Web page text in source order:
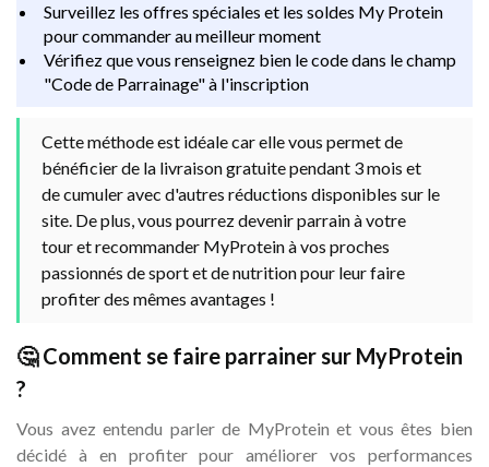
Surveillez les offres spéciales et les soldes My Protein
pour commander au meilleur moment
Vérifiez que vous renseignez bien le code dans le champ
"Code de Parrainage" à l'inscription
Cette méthode est idéale car elle vous permet de
bénéficier de la livraison gratuite pendant 3 mois et
de cumuler avec d'autres réductions disponibles sur le
site. De plus, vous pourrez devenir parrain à votre
tour et recommander MyProtein à vos proches
passionnés de sport et de nutrition pour leur faire
profiter des mêmes avantages !
🤔 Comment se faire parrainer sur MyProtein
?
Vous avez entendu parler de MyProtein et vous êtes bien
décidé à en profiter pour améliorer vos performances